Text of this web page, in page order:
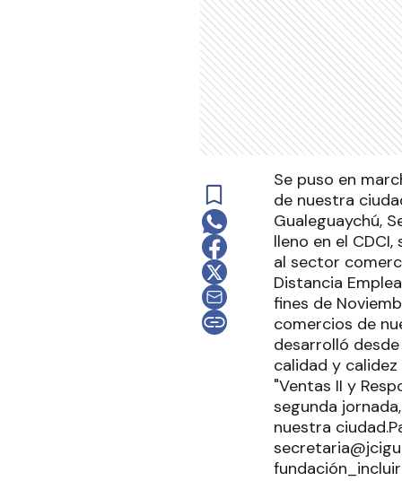
Se puso en
de nuestra
Gualeguaychú,
lleno en el
al sector
Distancia
fines de
comercios de
desarrolló
calidad y
"Ventas II y
segunda
nuestra